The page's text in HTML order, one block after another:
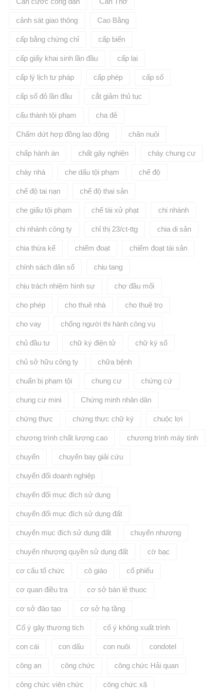
cảnh sát giao thông Cao Bằng
cấp bằng chứng chỉ cấp biển
cấp giấy khai sinh lần đầu cấp lại
cấp lý lịch tư pháp cấp phép cấp sổ
cấp sổ đỏ lần đầu cắt giảm thủ tục
cấu thành tội phạm cha đẻ
Chấm dứt hợp đồng lao động chăn nuôi
chấp hành án chất gây nghiện cháy chung cư
cháy nhà che dấu tội phạm chế độ
chế độ tai nạn chế độ thai sản
che giấu tội phạm chế tài xử phạt chi nhánh
chi nhánh công ty chỉ thị 23/ct-ttg chia di sản
chia thừa kế chiếm đoạt chiếm đoạt tài sản
chính sách dân số chịu tang
chịu trách nhiệm hình sự chợ đầu mối
cho phép cho thuê nhà cho thuê trọ
cho vay chống người thi hành công vụ
chủ đầu tư chữ ký điện tử chữ ký số
chủ sở hữu công ty chữa bệnh
chuẩn bị phạm tội chung cư chứng cứ
chung cư mini Chứng minh nhân dân
chứng thực chứng thực chữ ký chuộc lợi
chương trình chất lượng cao chương trình máy tính
chuyển chuyến bay giải cứu
chuyển đổi doanh nghiệp
chuyển đổi mục đích sử dụng
chuyển đổi mục đích sử dụng đất
chuyển mục đích sử dụng đất chuyển nhượng
chuyển nhượng quyền sử dụng đất cờ bạc
cơ cấu tổ chức cô giáo cổ phiếu
cơ quan điều tra cơ sở bán lẻ thuoc
cơ sở đào tạo cơ sở hạ tầng
Cố ý gây thương tích cố ý không xuất trình
con cái con dấu con nuôi condotel
công an công chức công chức Hải quan
công chức viên chức công chức xã